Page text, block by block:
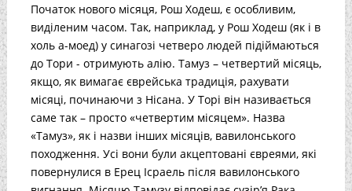
Початок нового місяця, Рош Ходеш, є особливим,
виділеним часом. Так, наприклад, у Рош Ходеш (як і в
холь а-моед) у синагозі четверо людей підіймаються
до Тори - отримують алію. Тамуз – четвертий місяць,
якщо, як вимагає єврейська традиція, рахувати
місяці, починаючи з Нісана. У Торі він називається
саме так – просто «четвертим місяцем». Назва
«Тамуз», як і назви інших місяців, вавилонського
походження. Усі вони були акцептовані євреями, які
повернулися в Ерец Ісраель після вавилонського